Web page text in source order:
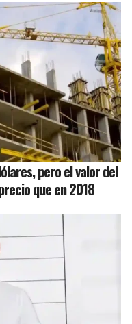
pero el valor del
que en 2018